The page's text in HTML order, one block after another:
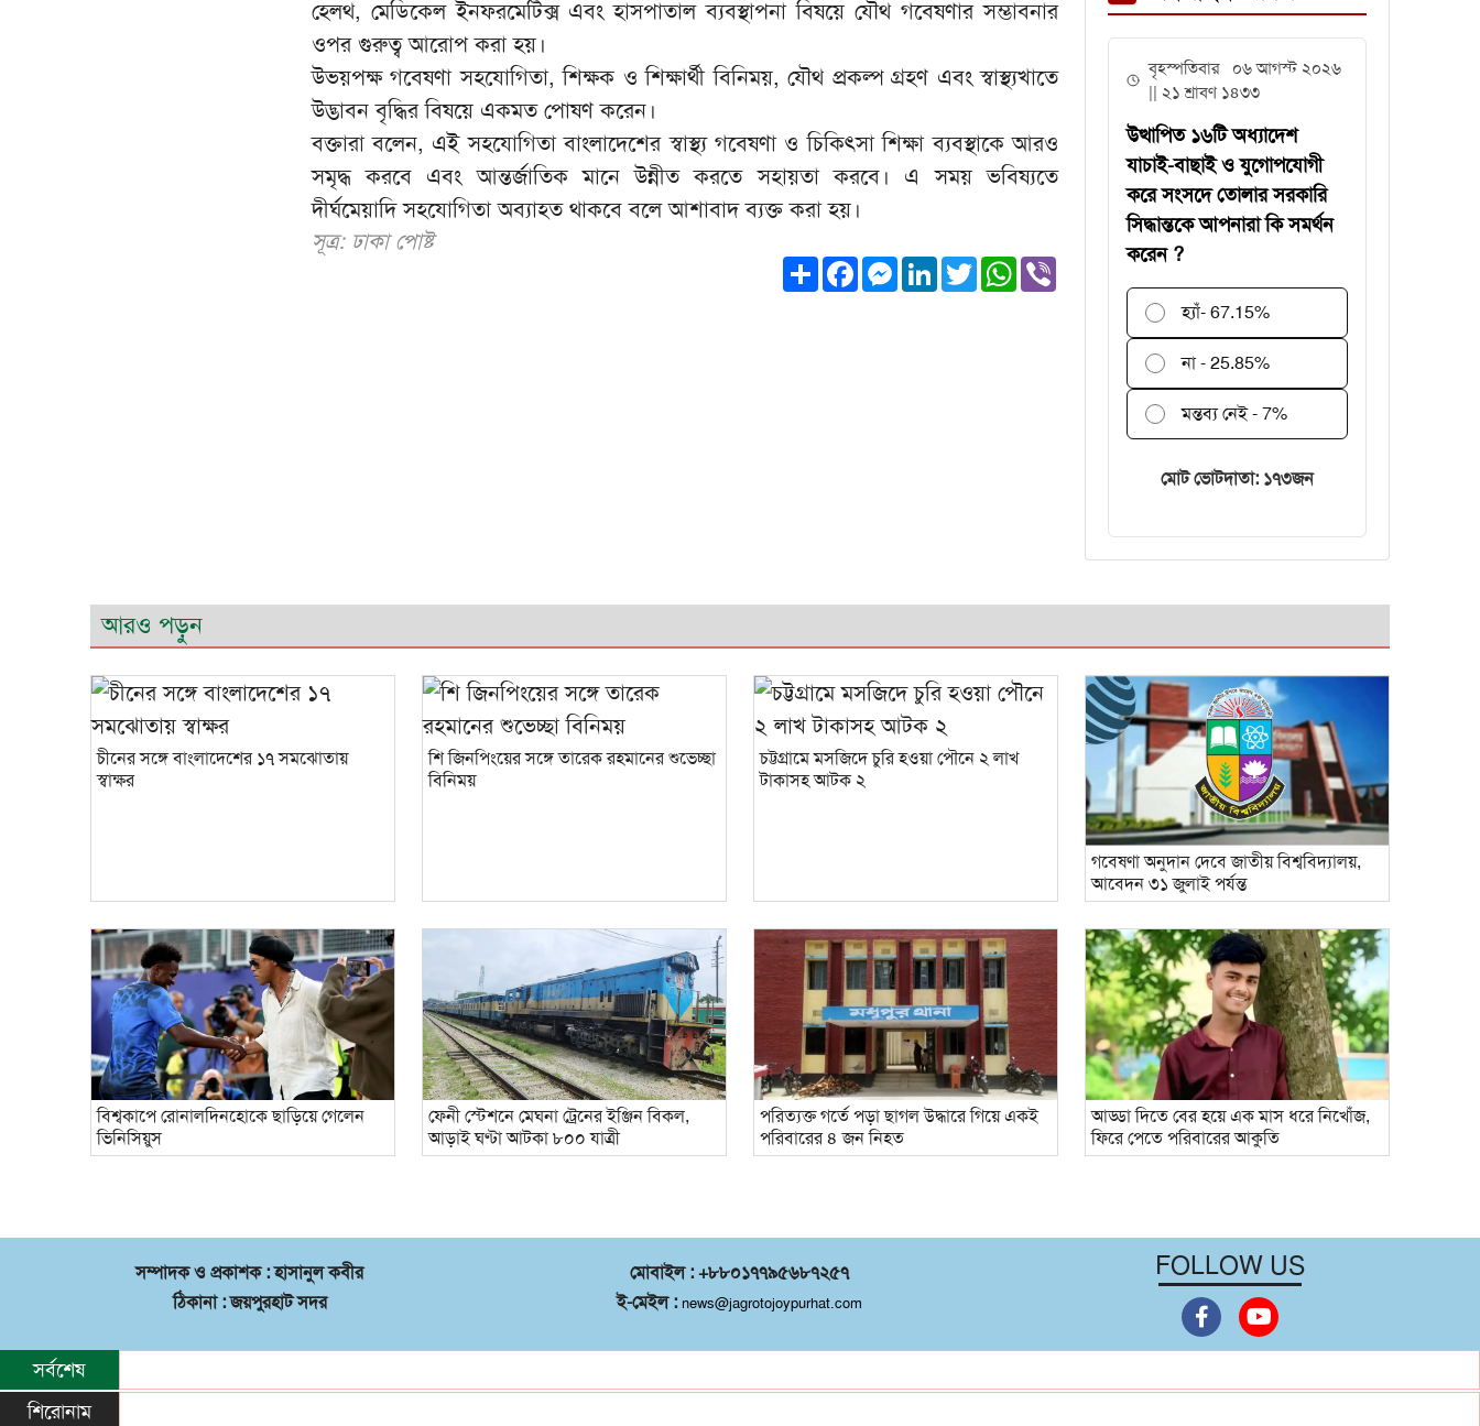
হেলথ, মেডিকেল ইনফরমেটিক্স এবং হাসপাতাল ব্যবস্থাপনা বিষয়ে যৌথ গবেষণার সম্ভাবনার
ওপর গুরুত্ব আরোপ করা হয়।
উভয়পক্ষ গবেষণা সহযোগিতা, শিক্ষক ও শিক্ষার্থী বিনিময়, যৌথ প্রকল্প গ্রহণ এবং স্বাস্থ্যখাতে
উদ্ভাবন বৃদ্ধির বিষয়ে একমত পোষণ করেন।
বক্তারা বলেন, এই সহযোগিতা বাংলাদেশের স্বাস্থ্য গবেষণা ও চিকিৎসা শিক্ষা ব্যবস্থাকে আরও
সমৃদ্ধ করবে এবং আন্তর্জাতিক মানে উন্নীত করতে সহায়তা করবে। এ সময় ভবিষ্যতে
দীর্ঘমেয়াদি সহযোগিতা অব্যাহত থাকবে বলে আশাবাদ ব্যক্ত করা হয়।
সূত্র: ঢাকা পোষ্ট
ShareFacebook
Messenger
LinkedIn
TwitterWhatsApp
Viber
অস্ট্রিয়া ম্যাচের আগে
এক তারকাকে হারাল
গবেষণা অনুদান দেবে
আবেদন ৩১ জুলাই
পর্যন্ত
রোনালদিনহোকে ছাড়িয়ে
গেলেন ভিনিসিয়ুস
ফেনী স্টেশনে মেঘনা
আড়াই ঘণ্টা আটকা
বৃহস্পতিবার ০৬ আগস্ট ২০২৬
|| ২১ শ্রাবণ ১৪৩৩
উত্থাপিত ১৬টি অধ্যাদেশ
যাচাই-বাছাই ও যুগোপযোগী
করে সংসদে তোলার সরকারি
সিদ্ধান্তকে আপনারা কি সমর্থন
করেন ?
হ্যাঁ- 67.15%
না - 25.85%
মন্তব্য নেই - 7%
মোট ভোটদাতা: ১৭৩জন
আরও পড়ুন
চীনের সঙ্গে বাংলাদেশের ১৭ সমঝোতায়
স্বাক্ষর
শি জিনপিংয়ের সঙ্গে তারেক রহমানের শুভেচ্ছা
বিনিময়
চট্টগ্রামে মসজিদে চুরি হওয়া পৌনে ২ লাখ
টাকাসহ আটক ২
গবেষণা অনুদান দেবে জাতীয় বিশ্ববিদ্যালয়,
আবেদন ৩১ জুলাই পর্যন্ত
বিশ্বকাপে রোনালদিনহোকে ছাড়িয়ে গেলেন
ভিনিসিয়ুস
ফেনী স্টেশনে মেঘনা ট্রেনের ইঞ্জিন বিকল,
আড়াই ঘণ্টা আটকা ৮০০ যাত্রী
পরিত্যক্ত গর্তে পড়া ছাগল উদ্ধারে গিয়ে একই
পরিবারের ৪ জন নিহত
আড্ডা দিতে বের হয়ে এক মাস ধরে নিখোঁজ,
ফিরে পেতে পরিবারের আকুতি
সম্পাদক ও প্রকাশক : হাসানুল কবীর
ঠিকানা : জয়পুরহাট সদর
মোবাইল : +৮৮০১৭৭৯৫৬৮৭২৫৭
ই-মেইল : news@jagrotojoypurhat.com
FOLLOW US
সর্বশেষ
শিরোনাম